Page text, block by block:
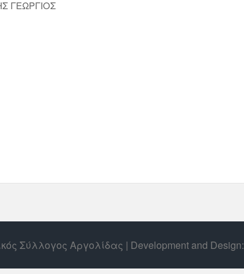
ΓΕΩΡΓΙΟΣ
Σύλλογος Αργολίδας | Develοpment and Design: